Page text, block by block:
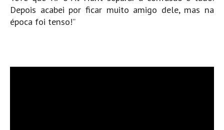
Depois acabei por ficar muito amigo dele, mas na
época foi tenso!”